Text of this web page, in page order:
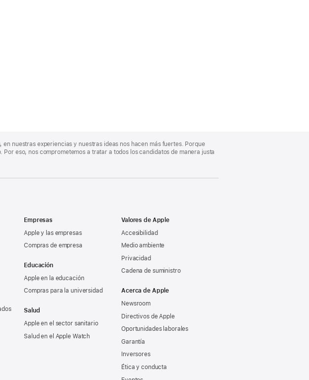
nuestras experiencias y nuestras ideas nos hacen más fuertes. Porque
eso, nos comprometemos a tratar a todos los candidatos de manera justa
Empresas
Apple y las empresas
Compras de empresa
Educación
Apple en la educación
Compras para la universidad
Salud
Apple en el sector sanitario
Salud en el Apple Watch
Valores de Apple
Accesibilidad
Medio ambiente
Privacidad
Cadena de suministro
Acerca de Apple
Newsroom
Directivos de Apple
Oportunidades laborales
Garantía
Inversores
Ética y conducta